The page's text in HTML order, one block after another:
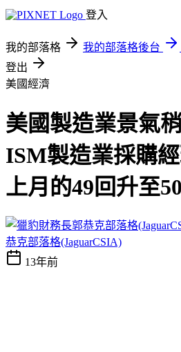
登入
我的部落格 我的部落格後台
登出
美國經濟
美國製造業景氣
ISM製造業採購
上月的49回升至
恭克部落格(JaguarCSIA)
13年前